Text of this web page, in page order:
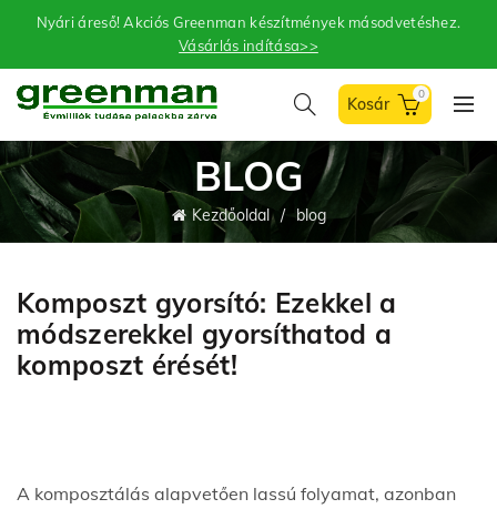
Nyári áreső! Akciós Greenman készítmények másodvetéshez.
Vásárlás indítása>>
0
BLOG
Kezdőoldal blog
Komposzt gyorsító: Ezekkel a
módszerekkel gyorsíthatod a
komposzt érését!
A komposztálás alapvetően lassú folyamat, azonban